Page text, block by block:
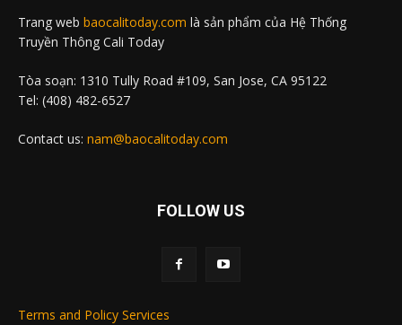
Trang web baocalitoday.com là sản phẩm của Hệ Thống
Truyền Thông Cali Today
Tòa soạn: 1310 Tully Road #109, San Jose, CA 95122
Tel: (408) 482-6527
Contact us: nam@baocalitoday.com
FOLLOW US
Terms and Policy Services